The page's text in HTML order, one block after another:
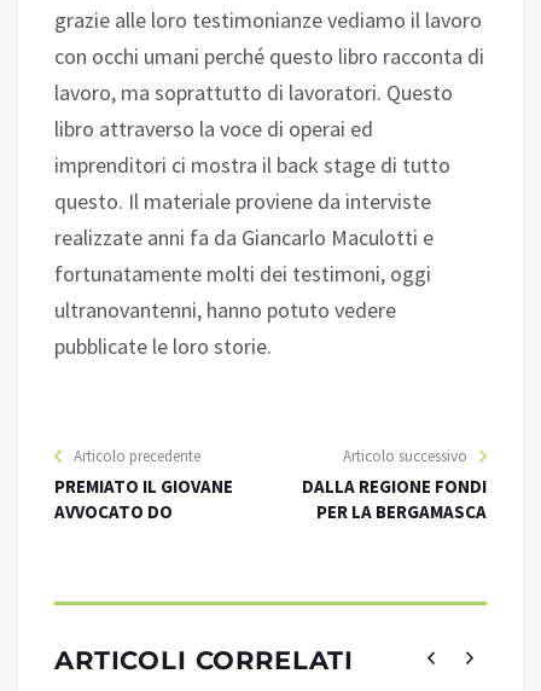
grazie alle loro testimonianze vediamo il lavoro
con occhi umani perché questo libro racconta di
lavoro, ma soprattutto di lavoratori. Questo
libro attraverso la voce di operai ed
imprenditori ci mostra il back stage di tutto
questo. Il materiale proviene da interviste
realizzate anni fa da Giancarlo Maculotti e
fortunatamente molti dei testimoni, oggi
ultranovantenni, hanno potuto vedere
pubblicate le loro storie.
Articolo precedente
PREMIATO IL GIOVANE
AVVOCATO DO
Articolo successivo
DALLA REGIONE FONDI
PER LA BERGAMASCA
ARTICOLI CORRELATI